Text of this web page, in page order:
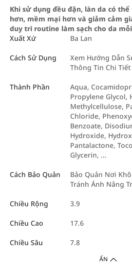
Khi sử dụng đều đặn, làn da có
hơn, mềm mại hơn và giảm cảm
duy trì routine làm sạch cho da
Xuất Xứ
Ba Lan
Cách Sử Dụng
Xem Hướng Dẫn
Thông Tin Chi Tiết
Thành Phần
Aqua,
Propylene Glycol,
Methylcellulose,
Chloride,
Benzoate,
Hydroxide,
Pantalactone,
Glycerin, …
Cách Bảo Quản
Bảo Quản Nơi
Tránh Ánh Nắng
Chiều Rộng 3.9
Chiều Cao 17.6
Chiều Sâu 7.8
ẨN